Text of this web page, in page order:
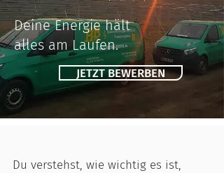
Deine Energie hält
alles am Laufen.
JETZT BEWERBEN
Du verstehst, wie wichtig es ist,